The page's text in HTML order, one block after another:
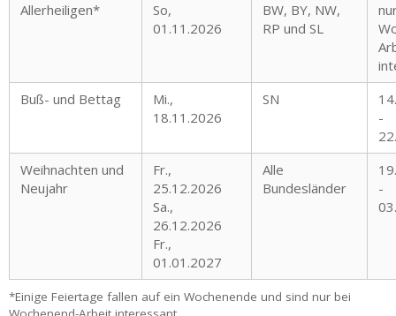
Allerheiligen*
So,
01.11.2026
BW, BY, NW,
RP und SL
Buß- und Bettag
Mi.,
18.11.2026
SN
-
Weihnachten und
Neujahr
Fr.,
25.12.2026
Sa.,
26.12.2026
Fr.,
01.01.2027
Alle
Bundesländer
-
*Einige Feiertage fallen auf ein Wochenende und sind nur bei